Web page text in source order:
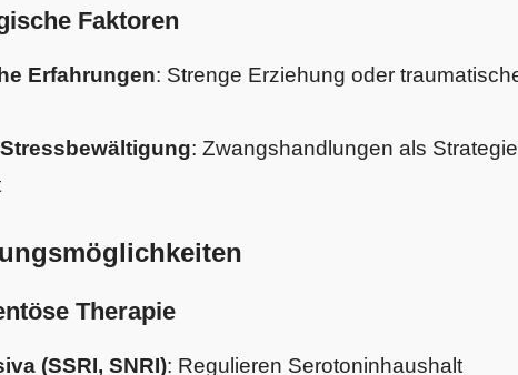
Faktoren
Erfahrungen: Strenge Erziehung oder
: Zwangshandlungen als
Therapie
(SSRI, SNRI): Regulieren Serotoninhaushalt